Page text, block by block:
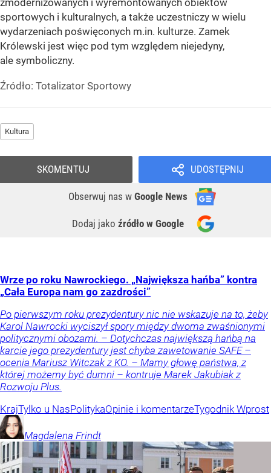
sportowych i kulturalnych, a także uczestniczy w wielu
wydarzeniach poświęconych m.in. kulturze. Zamek
Królewski jest więc pod tym względem niejedyny,
ale symboliczny.
Źródło: Totalizator Sportowy
Kultura
UDOSTĘPNIJ
Obserwuj nas w Google News
Dodaj jako źródło w Google
SKOMENTUJ
Wrze po roku Nawrockiego. „Największa hańba” kontra
„Cała Europa nam go zazdrości”
Po pierwszym roku prezydentury nic nie wskazuje na to, żeby
Karol Nawrocki wyciszył spory między dwoma zwaśnionymi
politycznymi obozami. – Dotychczas największą hańbą na
karcie jego prezydentury jest chyba zawetowanie SAFE –
ocenia Mariusz Witczak z KO. – Mamy głowę państwa, z
której możemy być dumni – kontruje Marek Jakubiak z
Rozwoju Plus.
KrajTylko u NasPolitykaOpinie i komentarzeTygodnik Wprost
Magdalena Frindt